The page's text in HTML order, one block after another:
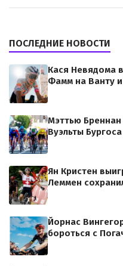
ПОСЛЕДНИЕ НОВОСТИ
Кася Невядома
Фамм на Ванту
Мэттью Бреннан
Вуэльты Бургоса
Ян Кристен
Леммен
Йорнас
бороться с